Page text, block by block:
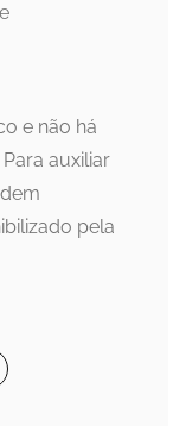
e não há
auxiliar
pela